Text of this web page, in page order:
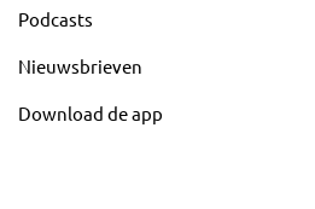
Podcasts
Nieuwsbrieven
Download de app